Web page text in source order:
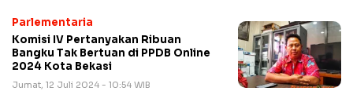
Parlementaria
Komisi IV Pertanyakan Ribuan
Bangku Tak Bertuan di PPDB Online
2024 Kota Bekasi
Jumat, 12 Juli 2024 - 10:54 WIB